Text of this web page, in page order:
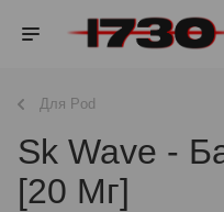
Для Pod
Sk Wave -
[20 Мг]